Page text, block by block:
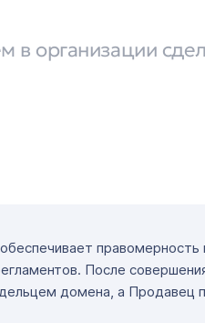
в организации
правомерность
После
домена, а Продавец